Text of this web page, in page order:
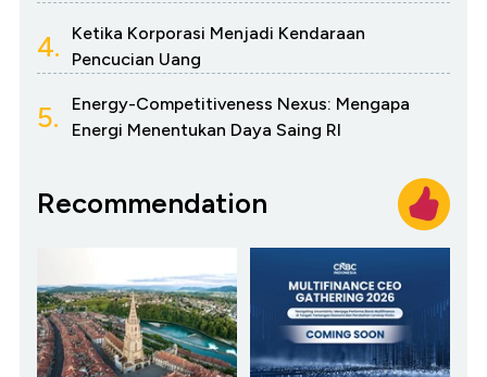
4.
Ketika Korporasi Menjadi Kendaraan
Pencucian Uang
5.
Energy-Competitiveness Nexus: Mengapa
Energi Menentukan Daya Saing RI
Recommendation